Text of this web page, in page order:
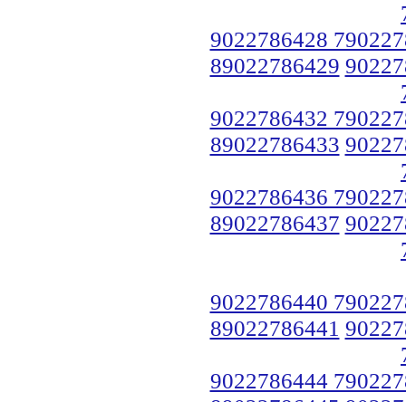
9022786428
89022786429
9022786432
89022786433
9022786436
89022786437
9022786440
89022786441
9022786444